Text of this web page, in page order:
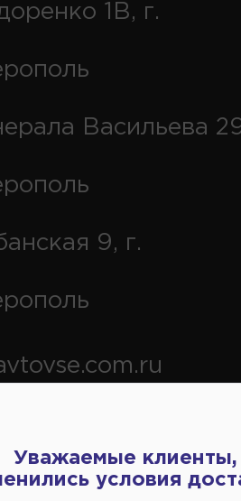
1В, г.
Васильева
9, г.
автозапчастей
и районы,
Уважаемые клиенты,
условия